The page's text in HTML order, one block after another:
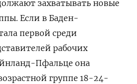
захватывать новые
Если в Баден-
первой среди
рабочих
Пфальце она
группе 18-24-